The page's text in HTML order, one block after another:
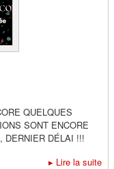
QUELQUES
SONT ENCORE
DERNIER DÉLAI !!!
▸ Lire la suite